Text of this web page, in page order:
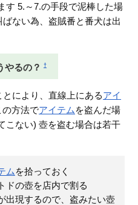
す 5.～7.の手段で泥棒した場
ない為、盗賊番と番犬は出
やるの？ †
により、直線上にあるアイ
の方法でアイテム を盗んだ場
こない) 壺を盗む場合は若干
ム を拾っておく
ドの壺を店内で割る
出現するので、盗みたい壺